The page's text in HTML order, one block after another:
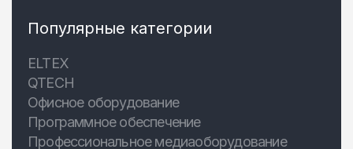
Популярные категории
ELTEX
QTECH
Офисное оборудование
Программное обеспечение
Профессиональное медиаоборудование